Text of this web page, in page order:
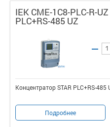
IEK CME-1C8-PLC-R-
PLC+RS-485 UZ
Концентратор STAR PLC+RS-485
Подробнее